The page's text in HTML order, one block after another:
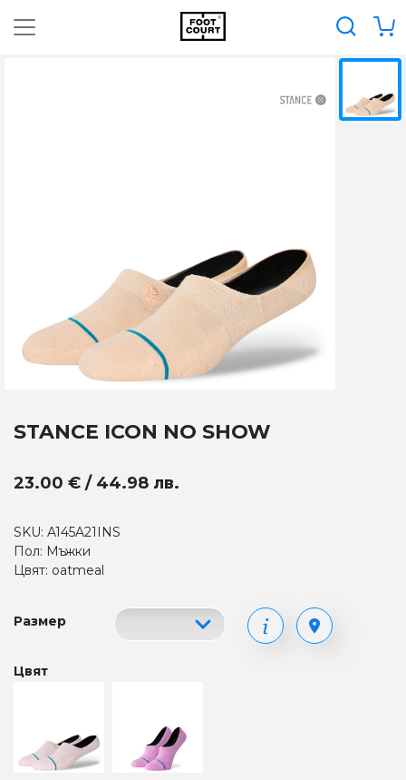
STANCE ICON NO SHOW
23.00 € / 44.98 лв.
SKU: A145A21INS
Пол: Мъжки
Цвят: oatmeal
Размер
Цвят